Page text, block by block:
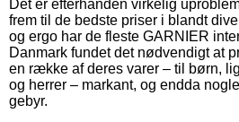
Det er efterhånden virkelig
frem til de bedste priser i blandt
og ergo har de fleste GARNIER
Danmark fundet det nødvendigt at
en række af deres varer – til børn,
og herrer – markant, og endda
gebyr.